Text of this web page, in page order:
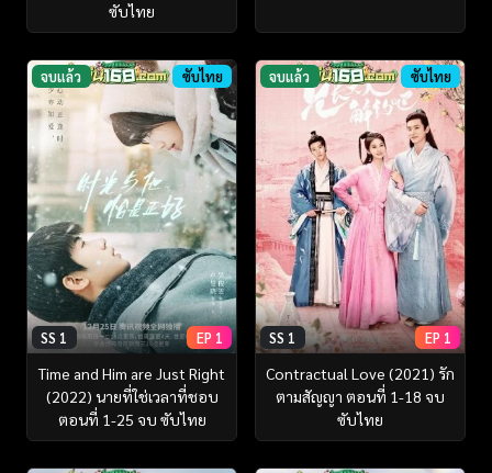
ซับไทย
จบแล้ว ซับไทย
SS 1 EP 1
Time and Him are Just Right
(2022) นายที่ใช่เวลาที่ชอบ
ตอนที่ 1-25 จบ ซับไทย
จบแล้ว ซับไทย
SS 1 EP 1
Contractual Love (2021) รัก
ตามสัญญา ตอนที่ 1-18 จบ
ซับไทย